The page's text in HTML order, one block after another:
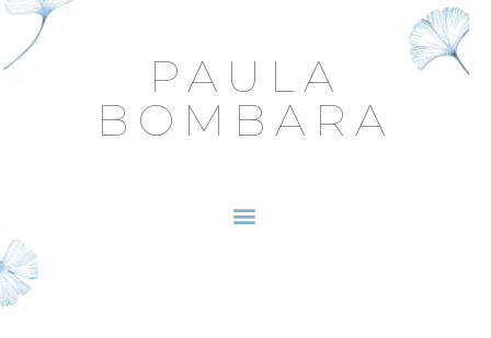
PAULA
BOMBARA